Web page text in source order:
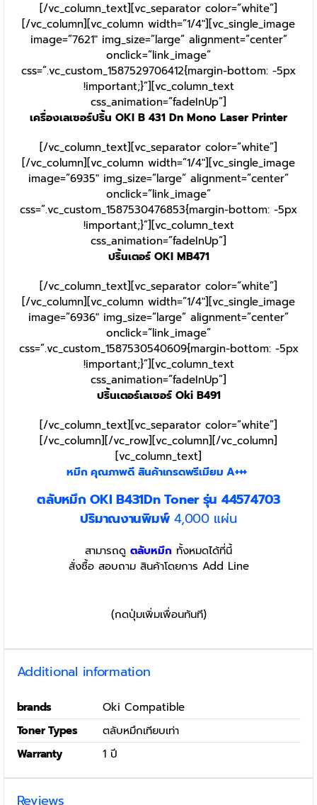
[/vc_column_text][vc_separator color=”white”]
[/vc_column][vc_column width=”1/4″][vc_single_image
image=”7621″ img_size=”large” alignment=”center”
onclick=”link_image”
css=”.vc_custom_1587529706412{margin-bottom: -5px
!important;}”][vc_column_text
css_animation=”fadeInUp”]
เครื่องเลเซอร์ปริ้น OKI B 431 Dn Mono Laser Printer
[/vc_column_text][vc_separator color=”white”]
[/vc_column][vc_column width=”1/4″][vc_single_image
image=”6935″ img_size=”large” alignment=”center”
onclick=”link_image”
css=”.vc_custom_1587530476853{margin-bottom: -5px
!important;}”][vc_column_text
css_animation=”fadeInUp”]
ปริ้นเตอร์ OKI MB471
[/vc_column_text][vc_separator color=”white”]
[/vc_column][vc_column width=”1/4″][vc_single_image
image=”6936″ img_size=”large” alignment=”center”
onclick=”link_image”
css=”.vc_custom_1587530540609{margin-bottom: -5px
!important;}”][vc_column_text
css_animation=”fadeInUp”]
ปริ้นเตอร์เลเซอร์ Oki B491
[/vc_column_text][vc_separator color=”white”]
[/vc_column][/vc_row][vc_column][/vc_column]
[vc_column_text]
หมึก คุณภาพดี สินค้าเกรดพรีเมียม A+++
ตลับหมึก OKI B431Dn Toner รุ่น 44574703
ปริมาณงานพิมพ์4,000 แผ่น
สามารถดู ตลับหมึก ทั้งหมดได้ที่นี้
สั่งซื้อ สอบถาม สินค้าโดยการ Add Line
(กดปุ่มเพิ่มเพื่อนทันที)
Additional information
brands
Oki Compatible
Toner Types
ตลับหมึกเทียบเท่า
Warranty
1 ปี
Reviews